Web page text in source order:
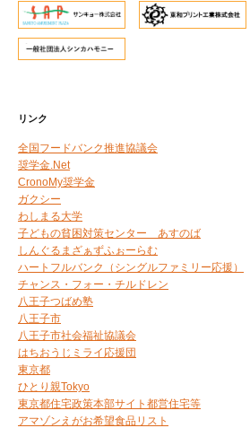
リンク
全国フードバンク推進協議会
奨学金.Net
CronoMy奨学金
ガクシー
わしまる大学
子どもの貧困対策センター あすのば
しんぐるまざぁずふぉーらむ
ハートフルバンク（シングルファミリー応援）
チャンス・フォー・チルドレン
八王子つばめ塾
八王子市
八王子市社会福祉協議会
はちおうじミライ応援団
東京都
ひとり親Tokyo
東京都住宅政策本部サイト都営住宅等
アマゾンえがお希望食品リスト